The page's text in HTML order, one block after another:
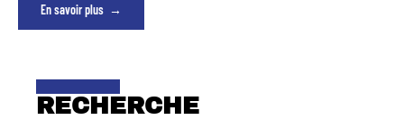
En savoir plus
RECHERCHE